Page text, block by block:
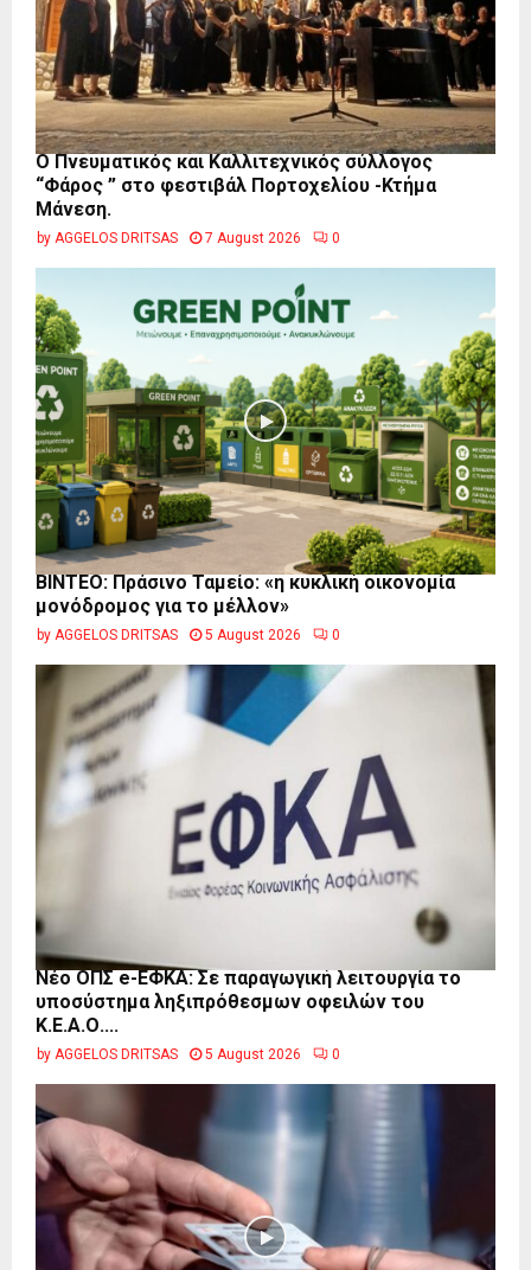
Ο Πνευματικός και Καλλιτεχνικός σύλλογος
“Φάρος ” στο φεστιβάλ Πορτοχελίου -Κτήμα
Μάνεση.
by AGGELOS DRITSAS 7 August 2026 0
BINTEO: Πράσινο Ταμείο: «η κυκλική οικονομία
μονόδρομος για το μέλλον»
by AGGELOS DRITSAS 5 August 2026 0
Νέο ΟΠΣ e-ΕΦΚΑ: Σε παραγωγική λειτουργία το
υποσύστημα ληξιπρόθεσμων οφειλών του
Κ.Ε.Α.Ο....
by AGGELOS DRITSAS 5 August 2026 0